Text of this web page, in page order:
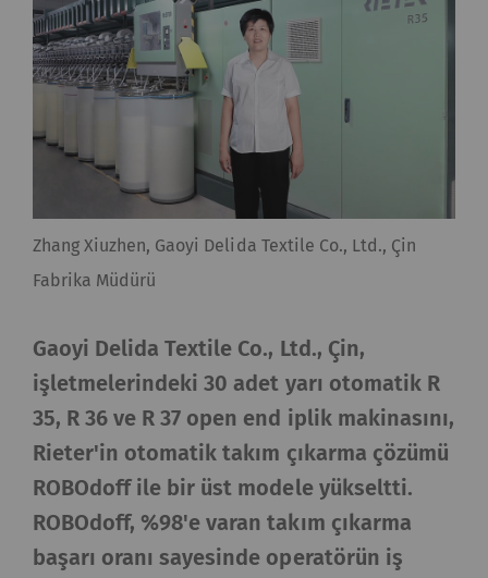
Zhang Xiuzhen, Gaoyi Delida Textile Co., Ltd., Çin
Fabrika Müdürü
Gaoyi Delida Textile Co., Ltd., Çin,
işletmelerindeki 30 adet yarı otomatik R
35, R 36 ve R 37 open end iplik makinasını,
Rieter'in otomatik takım çıkarma çözümü
ROBOdoff ile bir üst modele yükseltti.
ROBOdoff, %98'e varan takım çıkarma
başarı oranı sayesinde operatörün iş